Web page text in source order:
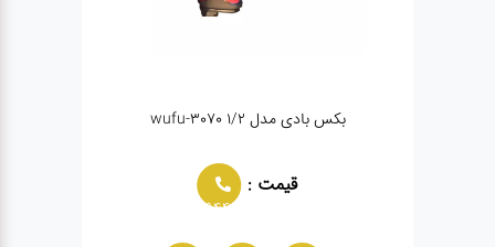
لاستیک درار 3 پدال اطلس 2022